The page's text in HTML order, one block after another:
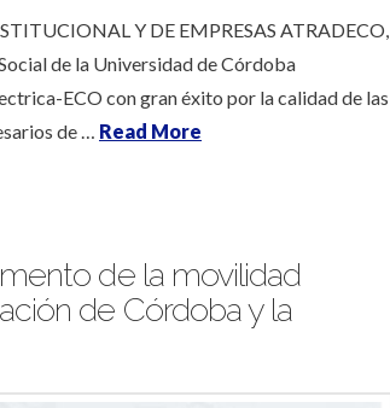
Y DE EMPRESAS ATRADECO,
de la Universidad de Córdoba
ECO con gran éxito por la calidad de las
de … Read More
de la movilidad
de Córdoba y la